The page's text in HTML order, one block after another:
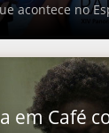
acontece no
em Café